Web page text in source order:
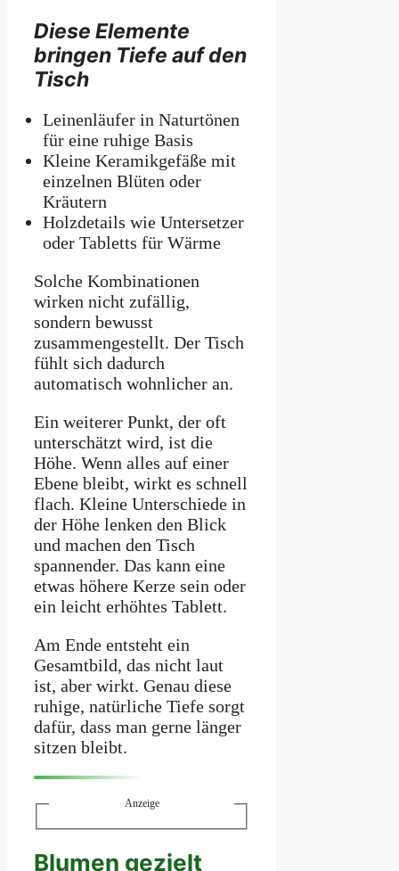
Diese Elemente
bringen Tiefe auf den
Tisch
Leinenläufer in Naturtönen
für eine ruhige Basis
Kleine Keramikgefäße mit
einzelnen Blüten oder
Kräutern
Holzdetails wie Untersetzer
oder Tabletts für Wärme
Solche Kombinationen
wirken nicht zufällig,
sondern bewusst
zusammengestellt. Der Tisch
fühlt sich dadurch
automatisch wohnlicher an.
Ein weiterer Punkt, der oft
unterschätzt wird, ist die
Höhe. Wenn alles auf einer
Ebene bleibt, wirkt es schnell
flach. Kleine Unterschiede in
der Höhe lenken den Blick
und machen den Tisch
spannender. Das kann eine
etwas höhere Kerze sein oder
ein leicht erhöhtes Tablett.
Am Ende entsteht ein
Gesamtbild, das nicht laut
ist, aber wirkt. Genau diese
ruhige, natürliche Tiefe sorgt
dafür, dass man gerne länger
sitzen bleibt.
Anzeige
Blumen gezielt